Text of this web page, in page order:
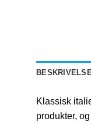
Klassisk
produkter,